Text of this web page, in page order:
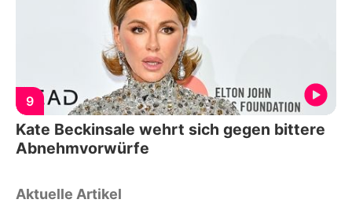
9
Kate Beckinsale wehrt sich gegen bittere
Abnehmvorwürfe
Aktuelle Artikel